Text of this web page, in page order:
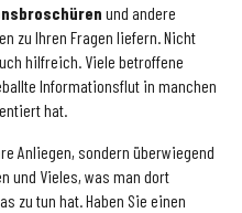
und andere
zu Ihren Fragen liefern. Nicht
hilfreich. Viele betroffene
Informationsflut in manchen
hat.
Anliegen, sondern überwiegend
und Vieles, was man dort
zu tun hat. Haben Sie einen